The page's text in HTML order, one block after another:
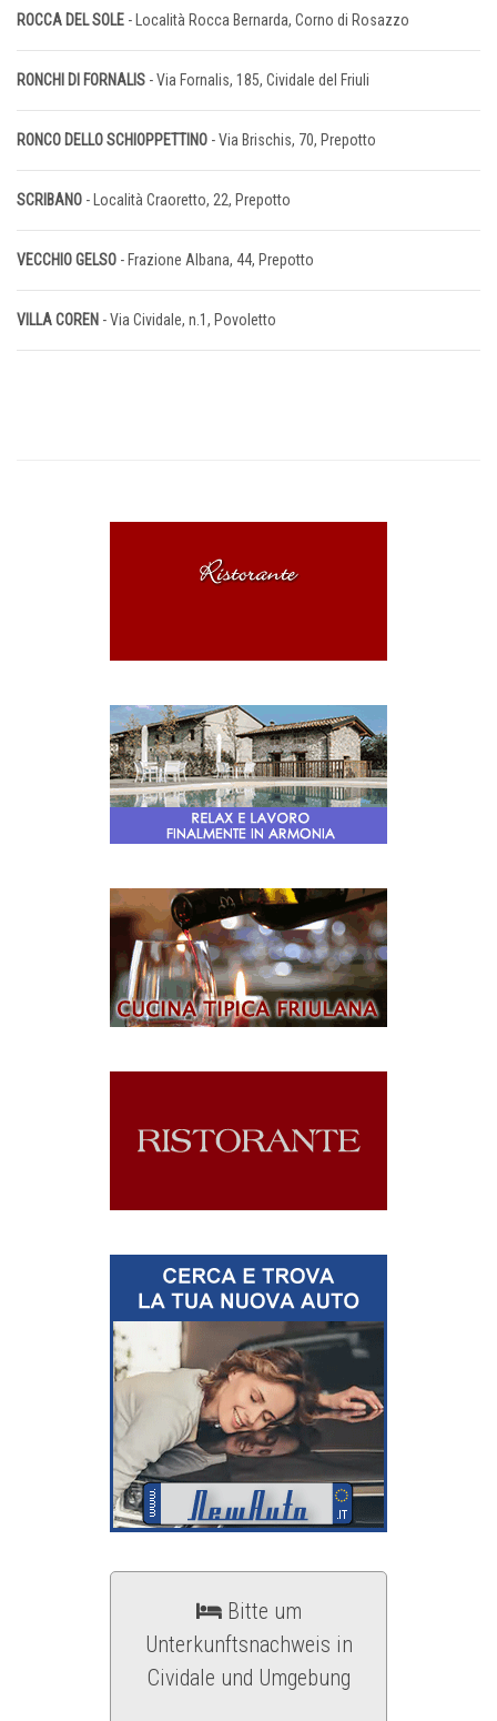
ROCCA DEL SOLE - Località Rocca Bernarda, Corno di Rosazzo
RONCHI DI FORNALIS - Via Fornalis, 185, Cividale del Friuli
RONCO DELLO SCHIOPPETTINO - Via Brischis, 70, Prepotto
SCRIBANO - Località Craoretto, 22, Prepotto
VECCHIO GELSO - Frazione Albana, 44, Prepotto
VILLA COREN - Via Cividale, n.1, Povoletto
Bitte um
Unterkunftsnachweis in
Cividale und Umgebung